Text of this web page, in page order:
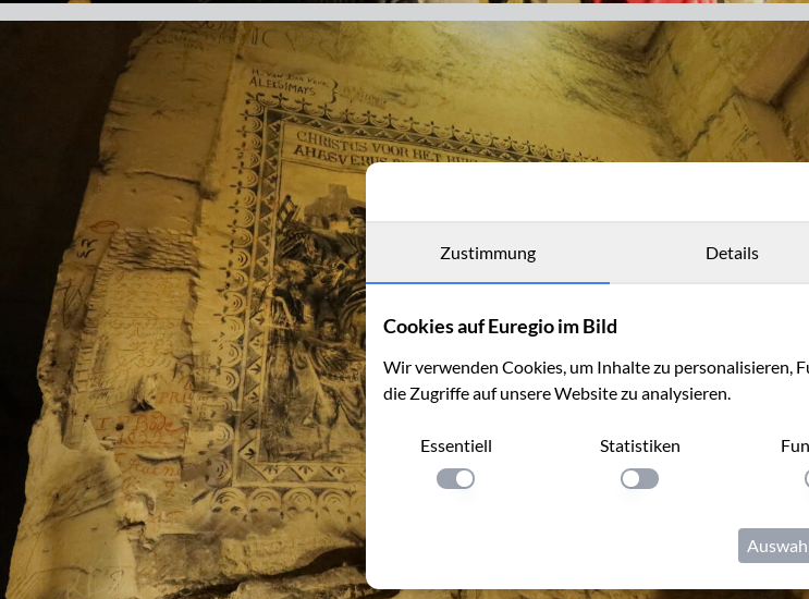
Zustimmung Details
Cookies auf Euregio im Bild
Wir verwenden Cookies, um Inhalte zu personalisieren,
die Zugriffe auf unsere Website zu analysieren.
Essentiell
Einstellung anwenden
Statistiken
Einstellung anwenden